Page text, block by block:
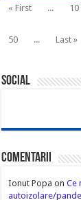
« First ... 10
50
... Last »
Social
Comentarii
Ionut Popa onCe
autoizolare/